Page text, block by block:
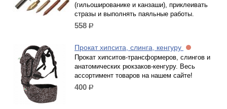
(гильошированике и канзаши), приклеивать
стразы и выполнять паяльные работы.
558 р.
Прокат хипсита, слинга, кенгуру
Прокат хипситов-трансформеров, слингов и
анатомических рюкзаков-кенгуру. Весь
ассортимент товаров на нашем сайте!
400 р.